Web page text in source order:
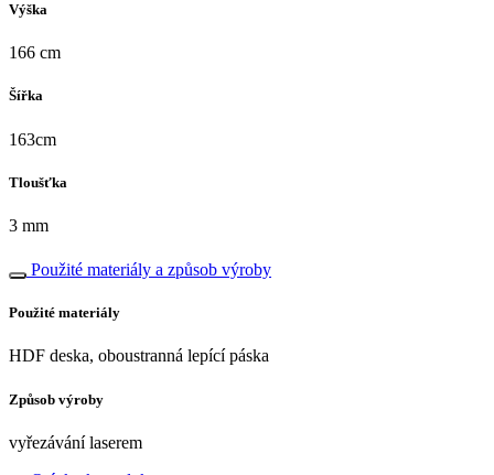
Výška
166 cm
Šířka
163cm
Tloušťka
3 mm
Použité materiály a způsob výroby
Použité materiály
HDF deska, oboustranná lepící páska
Způsob výroby
vyřezávání laserem